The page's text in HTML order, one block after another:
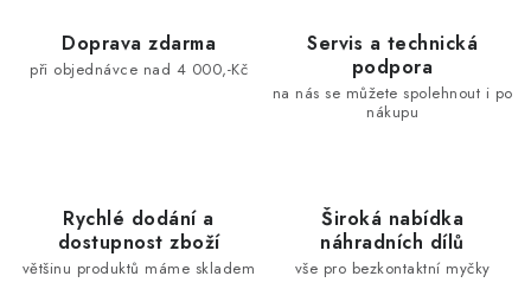
Doprava zdarma
při objednávce nad 4 000,-Kč
Servis a technická
podpora
na nás se můžete spolehnout i po
nákupu
Rychlé dodání a
dostupnost zboží
většinu produktů máme skladem
Široká nabídka
náhradních dílů
vše pro bezkontaktní myčky